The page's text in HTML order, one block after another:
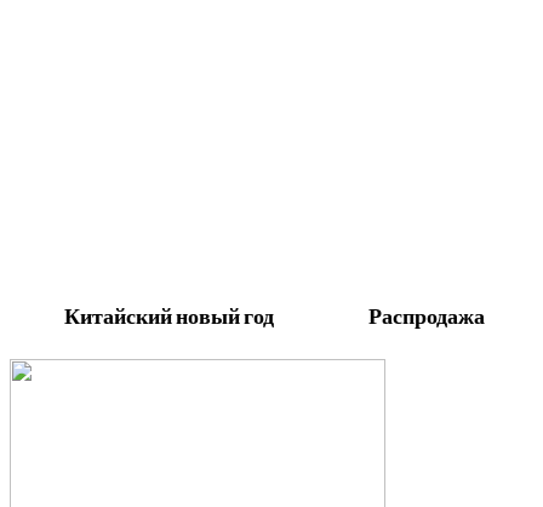
Китайский новый год Распродажа